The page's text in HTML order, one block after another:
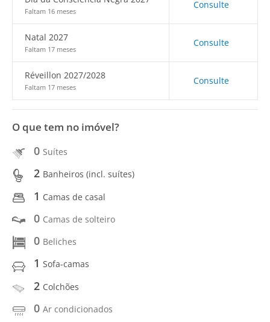
Faltam 16 meses
Consulte
Natal 2027
Faltam 17 meses
Consulte
Réveillon 2027/2028
Faltam 17 meses
Consulte
O que tem no imóvel?
0 Suítes
2 Banheiros (incl. suítes)
1 Camas de casal
0 Camas de solteiro
0 Beliches
1 Sofa-camas
2 Colchões
0 Ar condicionados